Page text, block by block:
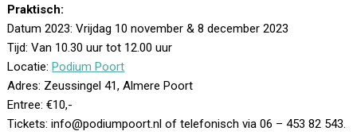
Praktisch:
Datum 2023: Vrijdag 10 november & 8 december 2023
Tijd: Van 10.30 uur tot 12.00 uur
Locatie:Podium Poort
Adres: Zeussingel 41, Almere Poort
Entree: €10,-
Tickets: info@podiumpoort.nl of telefonisch via 06 – 453 82 543.